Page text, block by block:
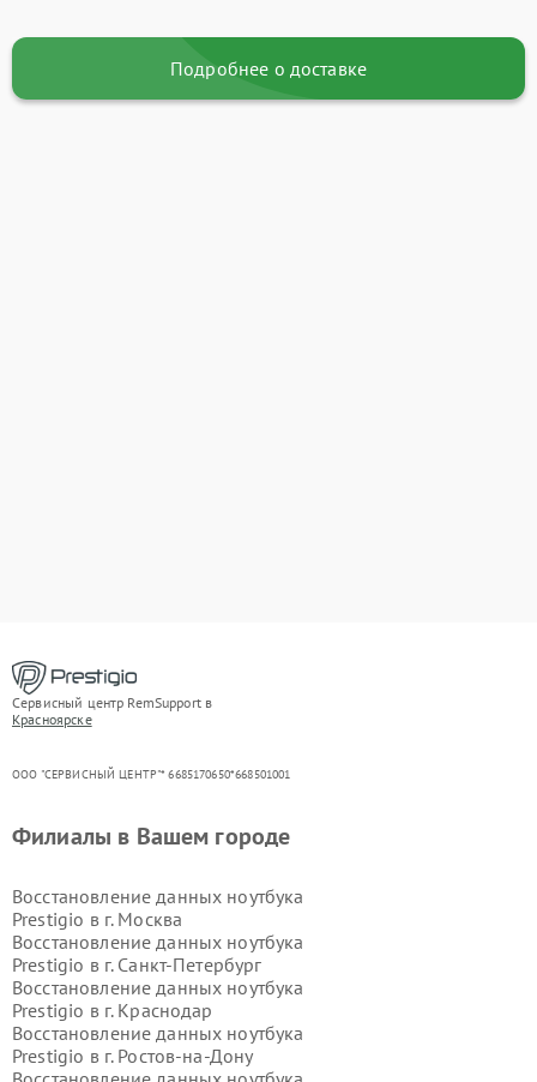
Подробнее о доставке
Сервисный центр RemSupport в
Красноярске
ООО "СЕРВИСНЫЙ ЦЕНТР"* 6685170650*668501001
Филиалы в Вашем городе
Восстановление данных ноутбука
Prestigio в г. Москва
Восстановление данных ноутбука
Prestigio в г. Санкт-Петербург
Восстановление данных ноутбука
Prestigio в г. Краснодар
Восстановление данных ноутбука
Prestigio в г. Ростов-на-Дону